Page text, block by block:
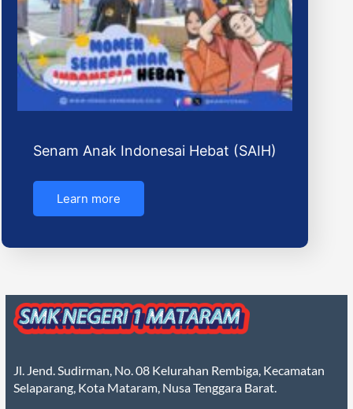
Senam Anak Indonesai Hebat (SAIH)
Learn more
Jl. Jend. Sudirman, No. 08 Kelurahan Rembiga, Kecamatan
Selaparang, Kota Mataram, Nusa Tenggara Barat.